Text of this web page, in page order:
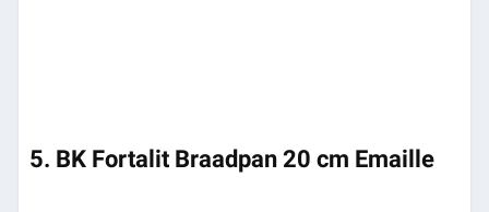
5. BK Fortalit Braadpan 20 cm Emaille